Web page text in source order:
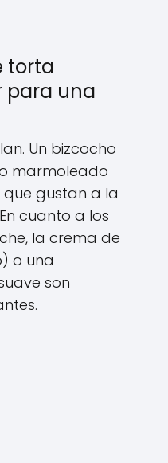
torta
para una
Un bizcocho
marmoleado
gustan a la
cuanto a los
la crema de
o una
son